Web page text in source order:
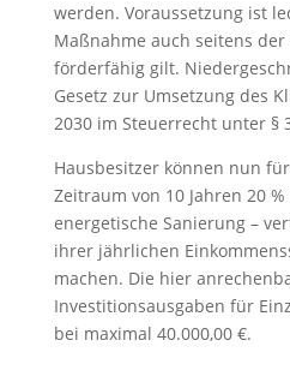
werden. Voraussetzung ist
Maßnahme auch seitens der
förderfähig gilt.
Gesetz zur Umsetzung des
2030 im Steuerrecht unter §
Hausbesitzer können nun
Zeitraum von 10 Jahren 20
energetische Sanierung –
ihrer jährlichen
machen. Die hier
Investitionsausgaben für
bei maximal 40.000,00 €.